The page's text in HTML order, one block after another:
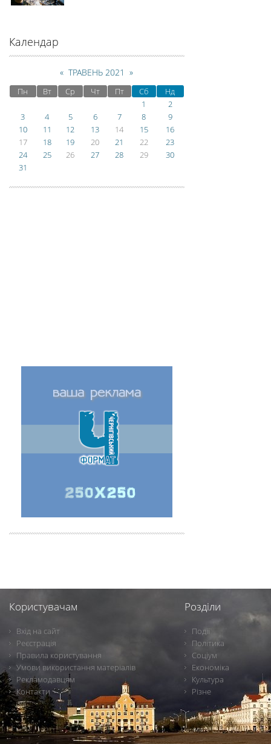
Календар
« ТРАВЕНЬ 2021 »
Пн Вт Ср Чт Пт Сб
Нд
1
2
3
4 5 6 7 8
9
10
11 12 13 14 15
16
17
18 19 20 21 22
23
24
25 26 27 28 29
30
31
Користувачам
Вхід на сайт
Реєстрація
Правила користування
Умови використання матеріалів
Рекламодавцям
Контакти
Розділи
Події
Політика
Соціум
Економіка
Культура
Різне